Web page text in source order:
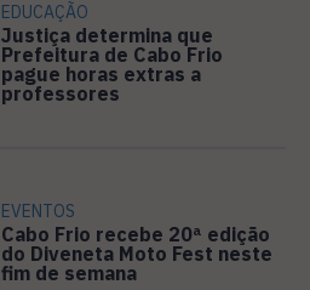
EDUCAÇÃO
Justiça determina que
Prefeitura de Cabo Frio
pague horas extras a
professores
EVENTOS
Cabo Frio recebe 20ª edição
do Diveneta Moto Fest neste
fim de semana